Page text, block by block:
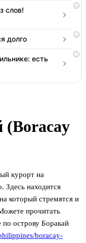
i
слов!
i
долго
i
есть
(Boracay
курорт на
Здесь находится
который стремятся и
прочитать
по острову Боракай
boracay-